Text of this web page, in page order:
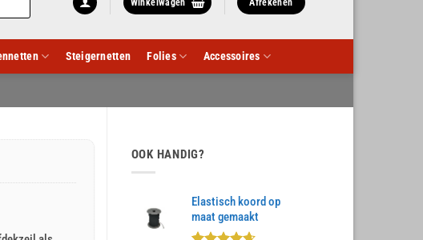
Winkelwagen Afrekenen
Steigernetten Folies Accessoires
OOK HANDIG?
Elastisch koord op
maat gemaakt